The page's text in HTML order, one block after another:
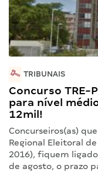
TRIBUNAIS
Concurso TRE-
para nível
12mil!
Concurseiros(as)
Regional Eleitoral
2016), fiquem
de agosto, o prazo